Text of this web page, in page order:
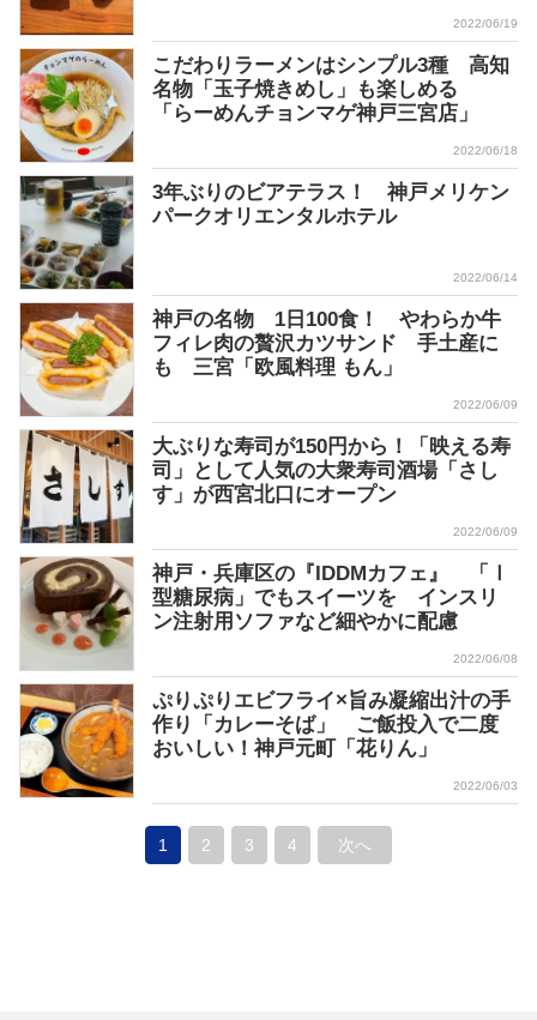
2022/06/19
こだわりラーメンはシンプル3種 高知
名物「玉子焼きめし」も楽しめる
「らーめんチョンマゲ神戸三宮店」
2022/06/18
3年ぶりのビアテラス！ 神戸メリケン
パークオリエンタルホテル
2022/06/14
神戸の名物 1日100食！ やわらか牛
フィレ肉の贅沢カツサンド 手土産に
も 三宮「欧風料理 もん」
2022/06/09
大ぶりな寿司が150円から！「映える寿
司」として人気の大衆寿司酒場「さし
す」が西宮北口にオープン
2022/06/09
神戸・兵庫区の『IDDMカフェ』 「Ⅰ
型糖尿病」でもスイーツを インスリ
ン注射用ソファなど細やかに配慮
2022/06/08
ぷりぷりエビフライ×旨み凝縮出汁の手
作り「カレーそば」 ご飯投入で二度
おいしい！神戸元町「花りん」
2022/06/03
1 2 3 4 次へ